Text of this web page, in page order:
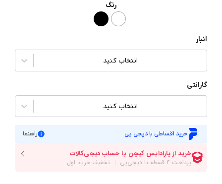
رنگ
انبار
انتخاب کنید
گارانتی
انتخاب کنید
خرید اقساطی با دیجی پی راهنما